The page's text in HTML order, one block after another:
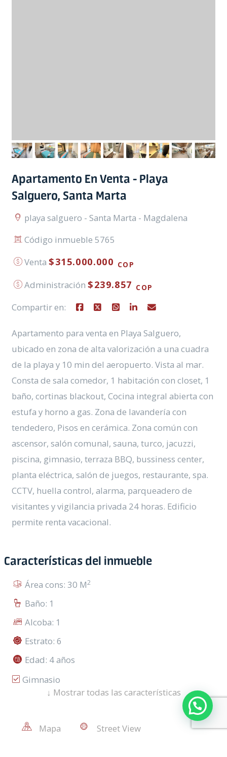
Apartamento En Venta - Playa
Salguero, Santa Marta
playa salguero - Santa Marta - Magdalena
Código inmueble 5765
Venta$315.000.000 COP
Administración$239.857 COP
Compartir en:
Apartamento para venta en Playa Salguero,
ubicado en zona de alta valorización a una cuadra
de la playa y 10 min del aeropuerto. Vista al mar.
Consta de sala comedor, 1 habitación con closet, 1
baño, cortinas blackout, Cocina integral abierta con
estufa y horno a gas. Zona de lavandería con
tendedero, Pisos en cerámica. Zona común con
ascensor, salón comunal, sauna, turco, jacuzzi,
piscina, gimnasio, terraza BBQ, bussiness center,
planta eléctrica, salón de juegos, restaurante, spa.
CCTV, huella control, alarma, parqueadero de
visitantes y vigilancia privada 24 horas. Edificio
permite renta vacacional.
Características del inmueble
Área cons: 30 M2
Baño: 1
Alcoba: 1
Estrato: 6
Edad: 4 años
Gimnasio
Aire Acondicionado
Ascensor
↓ Mostrar todas las características
Mapa Street View